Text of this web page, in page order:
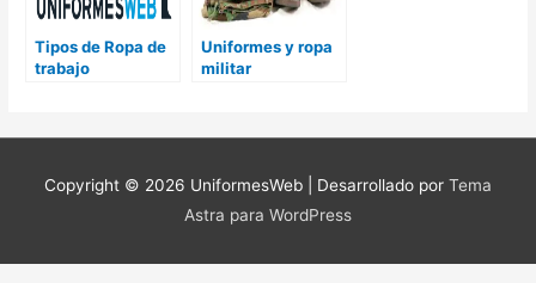
Tipos de Ropa de
trabajo
Uniformes y ropa
militar
Copyright © 2026 UniformesWeb | Desarrollado por Tema
Astra para WordPress